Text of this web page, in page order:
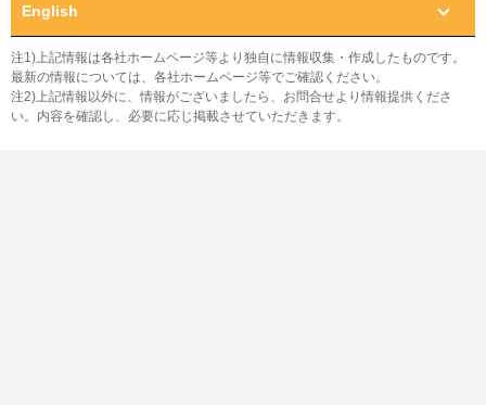
English
注1)上記情報は各社ホームページ等より独自に情報収集・作成したものです。
最新の情報については、各社ホームページ等でご確認ください。
注2)上記情報以外に、情報がございましたら、お問合せより情報提供くださ
い。内容を確認し、必要に応じ掲載させていただきます。